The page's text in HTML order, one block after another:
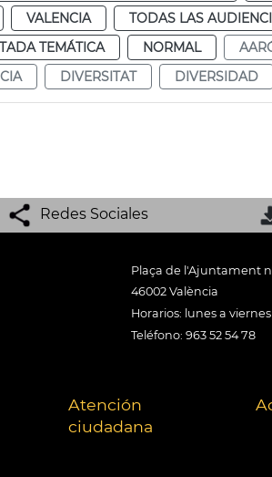
VALENCIA TODAS LAS
TEMÁTICA NORMAL
DIVERSITAT DIVERSIDAD
Redes Sociales
Plaça de l'Ajuntament
46002 València
Horarios: lunes a
Teléfono: 963 52 54 78
Atención
ciudadana